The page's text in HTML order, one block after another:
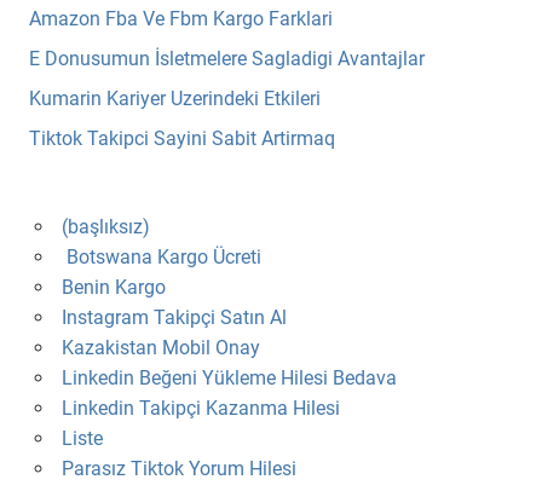
Amazon Fba Ve Fbm Kargo Farklari
E Donusumun İsletmelere Sagladigi Avantajlar
Kumarin Kariyer Uzerindeki Etkileri
Tiktok Takipci Sayini Sabit Artirmaq
(başlıksız)
Botswana Kargo Ücreti
Benin Kargo
Instagram Takipçi Satın Al
Kazakistan Mobil Onay
Linkedin Beğeni Yükleme Hilesi Bedava
Linkedin Takipçi Kazanma Hilesi
Liste
Parasız Tiktok Yorum Hilesi